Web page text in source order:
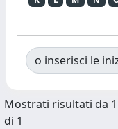
o inserisci le
Mostrati risultati da 1
di 1